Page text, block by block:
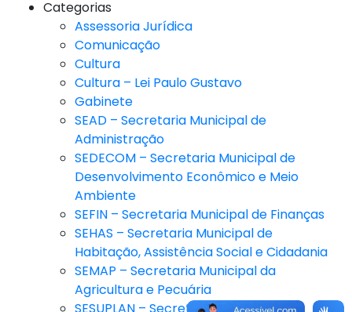
Categorias
Assessoria Jurídica
Comunicação
Cultura
Cultura – Lei Paulo Gustavo
Gabinete
SEAD – Secretaria Municipal de
Administração
SEDECOM – Secretaria Municipal de
Desenvolvimento Econômico e Meio
Ambiente
SEFIN – Secretaria Municipal de Finanças
SEHAS – Secretaria Municipal de
Habitação, Assistência Social e Cidadania
SEMAP – Secretaria Municipal da
Agricultura e Pecuária
SESUPLAN – Secretaria Municipal de